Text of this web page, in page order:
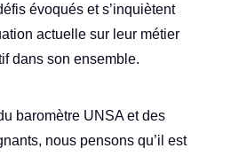
évoqués et s’inquiètent
actuelle sur leur métier
dans son ensemble.
baromètre UNSA et des
nous pensons qu’il est